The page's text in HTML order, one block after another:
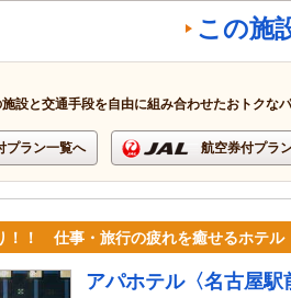
この施
施設と交通手段を自由に組み合わせたおトクな
プラン一覧へ 航空券付プラ
！！ 仕事・旅行の疲れを癒せるホテル
アパホテル〈名古屋駅